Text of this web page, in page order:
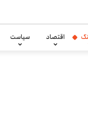
اقتصاد سیاست